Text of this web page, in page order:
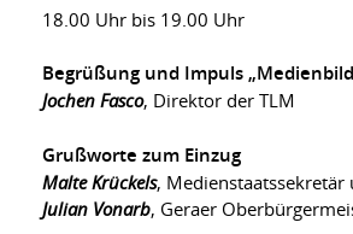
18.00 Uhr bis 19.00 Uhr
Begrüßung und Impuls
Jochen Fasco, Direktor der TLM
Grußworte zum Einzug
Malte Krückels,
Julian Vonarb, Geraer